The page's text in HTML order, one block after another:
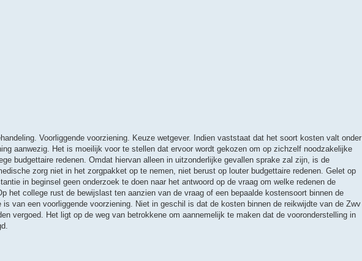
Voorliggende voorziening. Keuze wetgever. Indien vaststaat dat het soort kosten valt onder
aanwezig. Het is moeilijk voor te stellen dat ervoor wordt gekozen om op zichzelf noodzakelijke
budgettaire redenen. Omdat hiervan alleen in uitzonderlijke gevallen sprake zal zijn, is de
zorg niet in het zorgpakket op te nemen, niet berust op louter budgettaire redenen. Gelet op
in beginsel geen onderzoek te doen naar het antwoord op de vraag om welke redenen de
het college rust de bewijslast ten aanzien van de vraag of een bepaalde kostensoort binnen de
van een voorliggende voorziening. Niet in geschil is dat de kosten binnen de reikwijdte van de Zwv
vergoed. Het ligt op de weg van betrokkene om aannemelijk te maken dat de vooronderstelling in